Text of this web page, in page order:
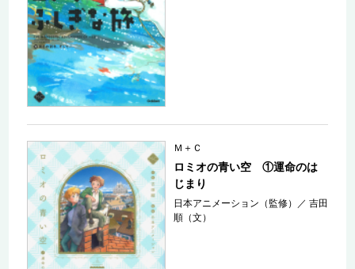
Ｍ＋Ｃ
ロミオの青い空 ①運命のは
じまり
日本アニメーション（監修） ／吉田
順（文）